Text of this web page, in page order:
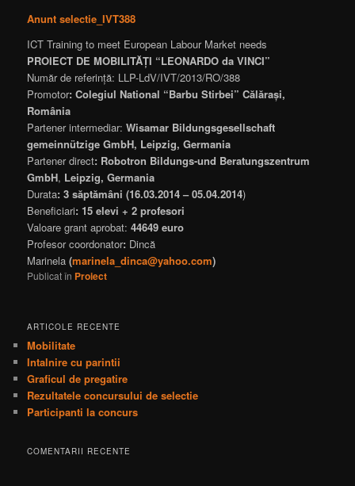
Anunt selectie_IVT388
ICT Training to meet European Labour Market needs
PROIECT DE MOBILITĂȚI “LEONARDO da VINCI”
Număr de referinţă: LLP-LdV/IVT/2013/RO/388
Promotor: Colegiul National “Barbu Stirbei” Călărași,
România
Partener intermediar:Wisamar Bildungsgesellschaft
gemeinnützige GmbH, Leipzig, Germania
Partener direct: Robotron Bildungs-und Beratungszentrum
GmbH, Leipzig, Germania
Durata: 3 săptămâni (16.03.2014 – 05.04.2014)
Beneficiari: 15 elevi + 2 profesori
Valoare grant aprobat:44649 euro
Profesor coordonator: Dincă
Marinela(marinela_dinca@yahoo.com)
Publicat în Proiect
ARTICOLE RECENTE
Mobilitate
Intalnire cu parintii
Graficul de pregatire
Rezultatele concursului de selectie
Participanti la concurs
COMENTARII RECENTE